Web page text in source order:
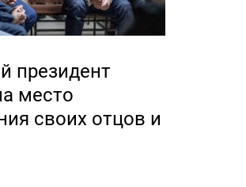
президент
место
своих отцов и